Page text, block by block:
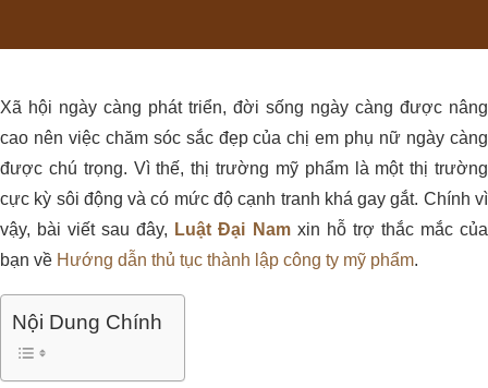
Xã hội ngày càng phát triển, đời sống ngày càng được nâng
cao nên việc chăm sóc sắc đẹp của chị em phụ nữ ngày càng
được chú trọng. Vì thế, thị trường mỹ phẩm là một thị trường
cực kỳ sôi động và có mức độ cạnh tranh khá gay gắt. Chính vì
vậy, bài viết sau đây, Luật Đại Namxin hỗ trợ thắc mắc của
bạn về Hướng dẫn thủ tục thành lập công ty mỹ phẩm.
Nội Dung Chính